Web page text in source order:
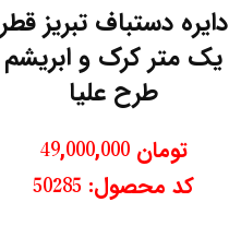
دایره دستباف تبریز قطر
یک متر کرک و ابریشم
طرح علیا
تومان 49,000,000
کد محصول: 50285